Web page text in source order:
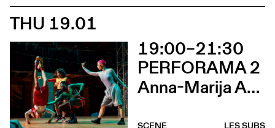
THU 19.01
19:00–21:30
PERFORAMA 2
Anna-Marija Adomaityte & Gautier Teuscher, Marc Oosterhoff, Catol Teixeira, Ouinch Ouinch
LES SUBS
SCENE